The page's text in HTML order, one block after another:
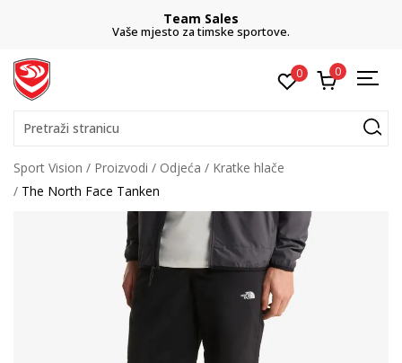
Team Sales
Vaše mjesto za timske sportove.
0 0
Pretraži stranicu
Sport Vision Proizvodi Odjeća
Kratke hlače
The North Face Tanken